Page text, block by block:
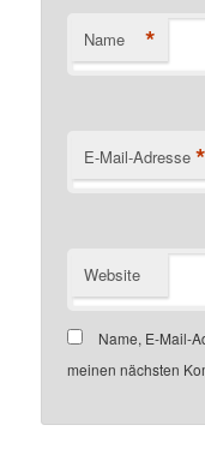
Name *
E-Mail-Adresse *
Website
Name, E-Mail-
meinen nächsten